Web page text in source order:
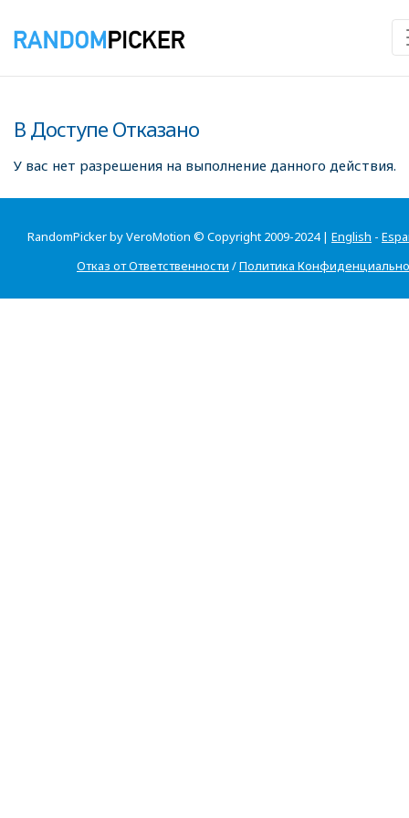
В Доступе Отказано
У вас нет разрешения на выполнение данного действия.
RandomPicker by VeroMotion © Copyright 2009-2024 | English -
Отказ от Ответственности /Политика